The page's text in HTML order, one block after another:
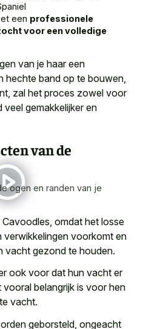
een professionele
voor een volledige
van je haar een
hechte band op te bouwen,
zal het proces zowel voor
veel gemakkelijker en
van de
ogen en randen van je
omdat het losse
voorkomt en
vacht gezond te houden.
ook voor dat hun vacht er
belangrijk is voor hen
vacht.
geborsteld, ongeacht